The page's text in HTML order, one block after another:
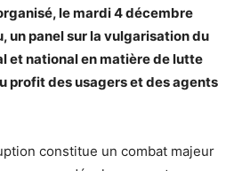
le mardi 4 décembre
un panel sur la vulgarisation du
et national en matière de lutte
profit des usagers et des agents
constitue un combat majeur